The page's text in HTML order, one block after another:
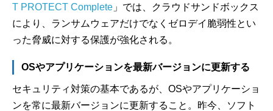
T PROTECT Complete 」では、クラウドサンドボックス
により、ランサムウェアだけでなくゼロデイ脆弱性とい
った脅威に対する保護が強化される。
OSやアプリケーションを最新バージョンに更新する
セキュリティ対策の基本であるが、OSやアプリケーショ
ンを常に最新バージョンに更新すること。昨今、ソフト